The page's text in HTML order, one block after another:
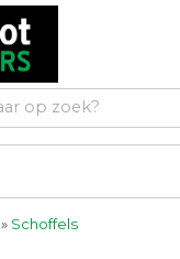
» Schoffels